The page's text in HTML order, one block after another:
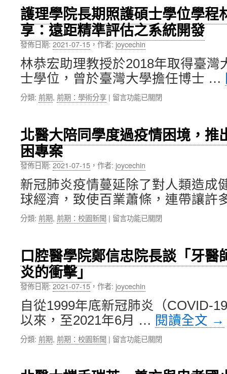
貢
獻
獎〉
中
護
理
人
員
獎〉
中
選，
系
所
學
位
學
程
級、
級、
與
新
學
優
良
教
共
中
大
醫
工
院
國
際
生
醫
工
程
學
位
學
Anita
同
學，
榮
2021/2022
女
性
未
來
獎
學
中
護理學院長期照護碩士學位學程
享：遠距精準評估之系統開發
發佈日期:2021-07-15，作者: joycechin
林恭宏助理教授於2018年取得臺灣
士學位，曾於臺灣大學擔任博士 …
分類: 前期, 前期：學術分享 | 在
學
院
長
照
護
碩
士
學
位
林
恭
宏
師
學
術
分
遠
準
留言功能已關閉
北醫大陪同學度過疫情困境，推
困專案
發佈日期:2021-07-15 ， 作者: joycechin
新冠肺炎疫情蔓延除了對人類造成
球經濟，致使百業蕭條，連帶讓
分類: 前期, 前期：校園新聞 | 在
大
陪
同
度
過
疫
情
境，
新
留言功能已關閉
口腔醫學院鄭信忠院長談「牙醫
炎的衝擊」
發佈日期:2021-07-15， 作者: joycechin
自從1999年底新冠肺炎（COVID-
以來，至2021年6月 … 閱讀全文 →
分類: 前期, 前期：校園新聞 | 在
醫
留言功能已關閉